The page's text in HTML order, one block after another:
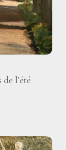
l’été